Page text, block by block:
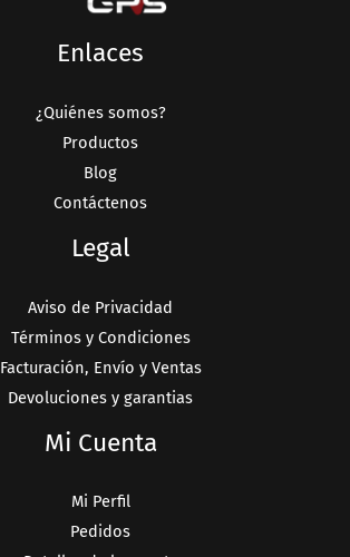
Enlaces
¿Quiénes somos?
Productos
Blog
Contáctenos
Legal
Aviso de Privacidad
Términos y Condiciones
Facturación, Envío y Ventas
Devoluciones y garantias
Mi Cuenta
Mi Perfil
Pedidos